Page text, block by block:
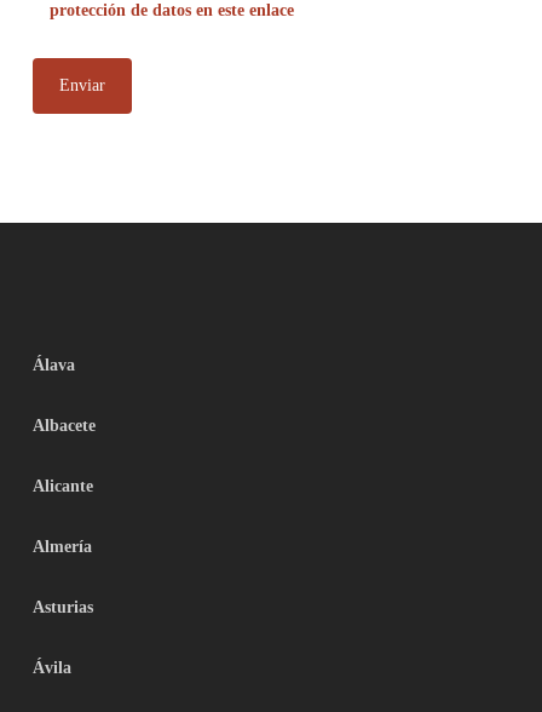
protección de datos en este enlace
Álava
Albacete
Alicante
Almería
Asturias
Ávila